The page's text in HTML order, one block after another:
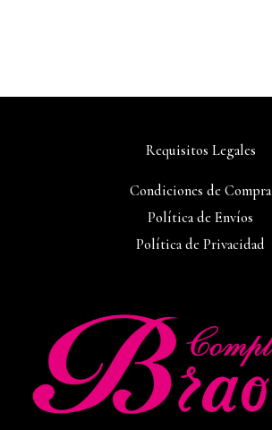
Requisitos Legales
Condiciones de Compra
Política de Envíos
Política de Privacidad